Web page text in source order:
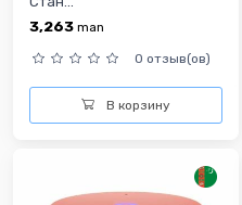
3,263 man
0 отзыв(ов)
В корзину